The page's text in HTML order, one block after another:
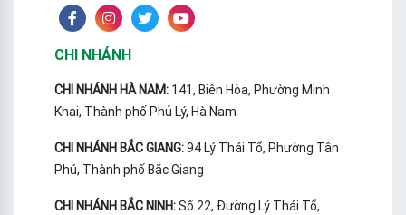
CHI NHÁNH
CHI NHÁNH HÀ NAM: 141, Biên Hòa, Phường Minh
Khai, Thành phố Phủ Lý, Hà Nam
CHI NHÁNH BẮC GIANG:94 Lý Thái Tổ, Phường Tân
Phú, Thành phố Bắc Giang
CHI NHÁNH BẮC NINH:Số 22, Đường Lý Thái Tổ,